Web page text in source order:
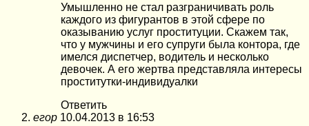
Умышленно не стал разграничивать роль
каждого из фигурантов в этой сфере по
оказыванию услуг проституции. Скажем так,
что у мужчины и его супруги была контора, где
имелся диспетчер, водитель и несколько
девочек. А его жертва представляла интересы
проститутки-индивидуалки
Ответить
егор 10.04.2013 в 16:53